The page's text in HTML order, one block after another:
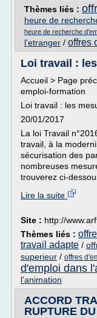
Thèmes liés :
heure de
heure de recherche
l'etranger / offres
Loi travail :
Accueil > Page
emploi-formation
Loi travail : les
20/01/2017
La loi Travail
travail, à la
sécurisation des
nombreuses
trouverez ci-
Lire la suite
Site : http://
Thèmes liés :
travail adapte /
superieur / offres
d'emploi dans
l'animation
ACCORD
RUPTURE